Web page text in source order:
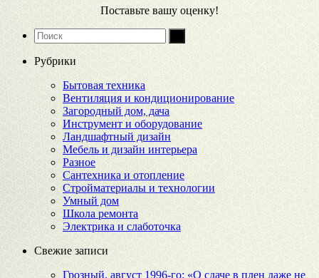
Поставьте вашу оценку!
Рубрики
Бытовая техника
Вентиляция и кондиционирование
Загородный дом, дача
Инструмент и оборудование
Ландшафтный дизайн
Мебель и дизайн интерьера
Разное
Сантехника и отопление
Стройматериалы и технологии
Умный дом
Школа ремонта
Электрика и слаботочка
Свежие записи
Грозный, август 1996-го: «О сдаче в плен даже не